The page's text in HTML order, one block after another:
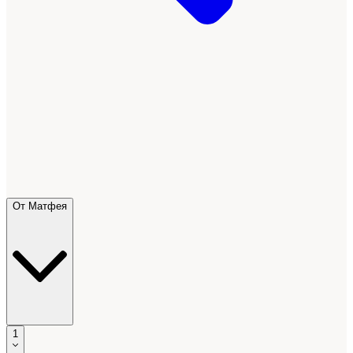
От Матфея
1